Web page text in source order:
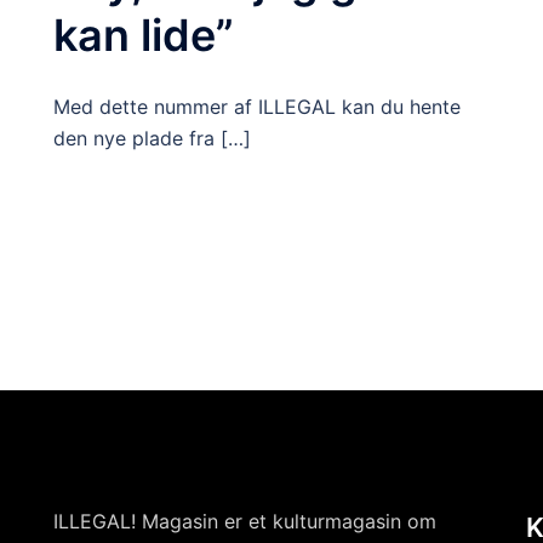
kan lide”
Med dette nummer af ILLEGAL kan du hente
den nye plade fra […]
ILLEGAL! Magasin er et kulturmagasin om